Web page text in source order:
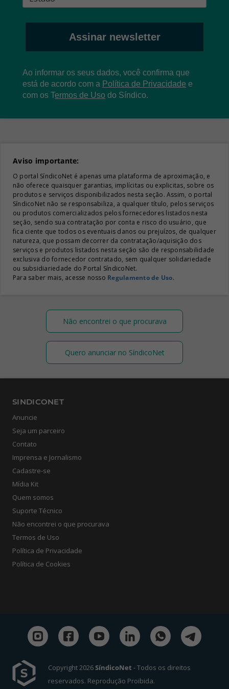
Assinar newsletter
Ao informar os seus dados, você confirma que
está de acordo com a Política de Privacidade e
com os Termos de Uso do Síndico.
Aviso importante:
O portal SíndicoNet é apenas uma plataforma de aproximação, e
não oferece quaisquer garantias, implícitas ou explicitas, sobre os
produtos e serviços disponibilizados nesta seção. Assim, o portal
SíndicoNet não se responsabiliza, a qualquer título, pelos serviços
ou produtos comercializados pelos fornecedores listados nesta
seção, sendo sua contratação por conta e risco do usuário, que
fica ciente que todos os eventuais danos ou prejuízos, de qualquer
natureza, que possam decorrer da contratação/aquisição dos
serviços e produtos listados nesta seção são de responsabilidade
exclusiva do fornecedor contratado, sem qualquer solidariedade
ou subsidiariedade do Portal SíndicoNet.
Para saber mais, acesse nosso Regulamento de Uso.
Não encontrei o que procurava
Quero anunciar no SíndicoNet
SINDICONET
Anuncie
Seja um parceiro
Contato
Imprensa e Jornalismo
Cadastre-se
Mídia Kit
Quem somos
Suporte Técnico
Não encontrei o que procurava
Termos de Uso
Política de Privacidade
Política de Cookies
Copyright 2026SíndicoNet - Todos os direitos
reservados. Reprodução Proibida.